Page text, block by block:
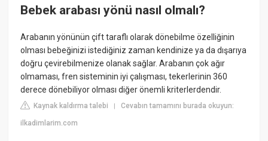
Bebek arabası yönü nasıl olmalı?
Arabanın yönünün çift taraflı olarak dönebilme özelliğinin
olması bebeğinizi istediğiniz zaman kendinize ya da dışarıya
doğru çevirebilmenize olanak sağlar. Arabanın çok ağır
olmaması, fren sisteminin iyi çalışması, tekerlerinin 360
derece dönebiliyor olması diğer önemli kriterlerdendir.
Kaynak kaldırma talebi |Cevabın tamamını burada okuyun:
ilkadimlarim.com